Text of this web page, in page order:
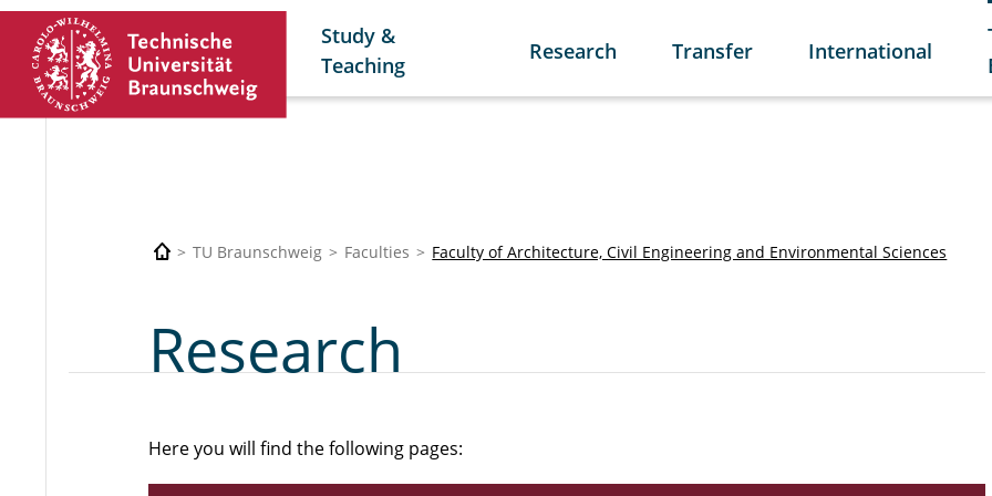
Study &
Teaching
Research Transfer International
TU Braunschweig Faculties Faculty of Architecture, Civil Engineering and Environmental Sciences
Research
Here you will find the following pages: